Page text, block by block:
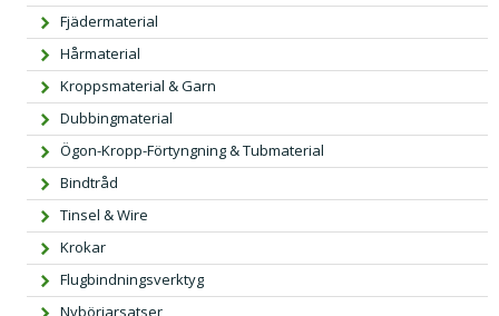
Fjädermaterial
Hårmaterial
Kroppsmaterial & Garn
Dubbingmaterial
Ögon-Kropp-Förtyngning & Tubmaterial
Bindtråd
Tinsel & Wire
Krokar
Flugbindningsverktyg
Nybörjarsatser